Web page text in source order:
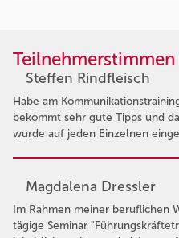
Steffen Rindfleisch
Habe am
bekommt sehr gute Tipps und
wurde auf jeden Einzelnen
Magdalena Dressler
Im Rahmen meiner beruflichen
tägige Seminar